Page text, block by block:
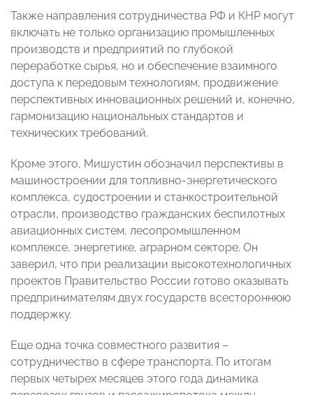
Также направления сотрудничества РФ и КНР могут
включать не только организацию промышленных
производств и предприятий по глубокой
переработке сырья, но и обеспечение взаимного
доступа к передовым технологиям, продвижение
перспективных инновационных решений и, конечно,
гармонизацию национальных стандартов и
технических требований.
Кроме этого, Мишустин обозначил перспективы в
машиностроении для топливно-энергетического
комплекса, судостроении и станкостроительной
отрасли, производство гражданских беспилотных
авиационных систем, лесопромышленном
комплексе, энергетике, аграрном секторе. Он
заверил, что при реализации высокотехнологичных
проектов Правительство России готово оказывать
предпринимателям двух государств всестороннюю
поддержку.
Еще одна точка совместного развития –
сотрудничество в сфере транспорта. По итогам
первых четырех месяцев этого года динамика